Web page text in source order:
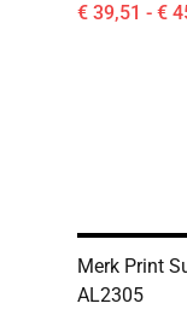
€ 39,51 - €
Merk Print
AL2305